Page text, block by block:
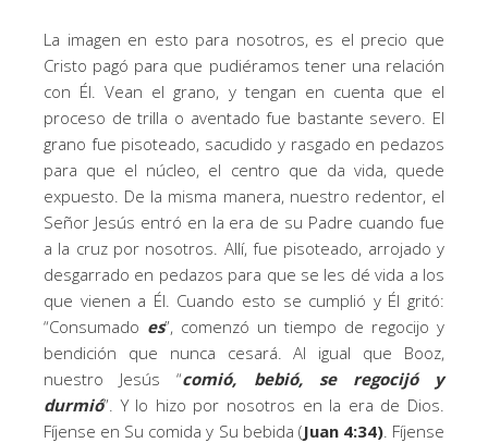
La imagen en esto para nosotros, es el precio que
Cristo pagó para que pudiéramos tener una relación
con Él. Vean el grano, y tengan en cuenta que el
proceso de trilla o aventado fue bastante severo. El
grano fue pisoteado, sacudido y rasgado en pedazos
para que el núcleo, el centro que da vida, quede
expuesto. De la misma manera, nuestro redentor, el
Señor Jesús entró en la era de su Padre cuando fue
a la cruz por nosotros. Allí, fue pisoteado, arrojado y
desgarrado en pedazos para que se les dé vida a los
que vienen a Él. Cuando esto se cumplió y Él gritó:
“Consumado es”, comenzó un tiempo de regocijo y
bendición que nunca cesará. Al igual que Booz,
nuestro Jesús “comió, bebió, se regocijó y
durmió”. Y lo hizo por nosotros en la era de Dios.
Fíjense en Su comida y Su bebida (Juan 4:34). Fíjense